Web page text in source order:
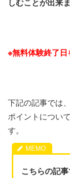
しむことが出来
※無料体験終了日
下記の記事では
ポイントについ
す。
こちらの記